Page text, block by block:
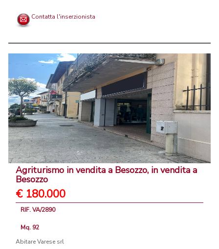
Contatta l'inserzionista
Agriturismo in vendita a Besozzo, in vendita a
Besozzo
€ 180.000
RIF. VA/2890
Mq. 92
Abitare Varese srl